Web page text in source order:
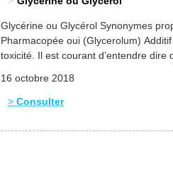
Glycérine ou Glycérol Synonymes
Pharmacopée oui (Glycerolum)
toxicité. Il est courant d’entendre
16 octobre 2018
Consulter